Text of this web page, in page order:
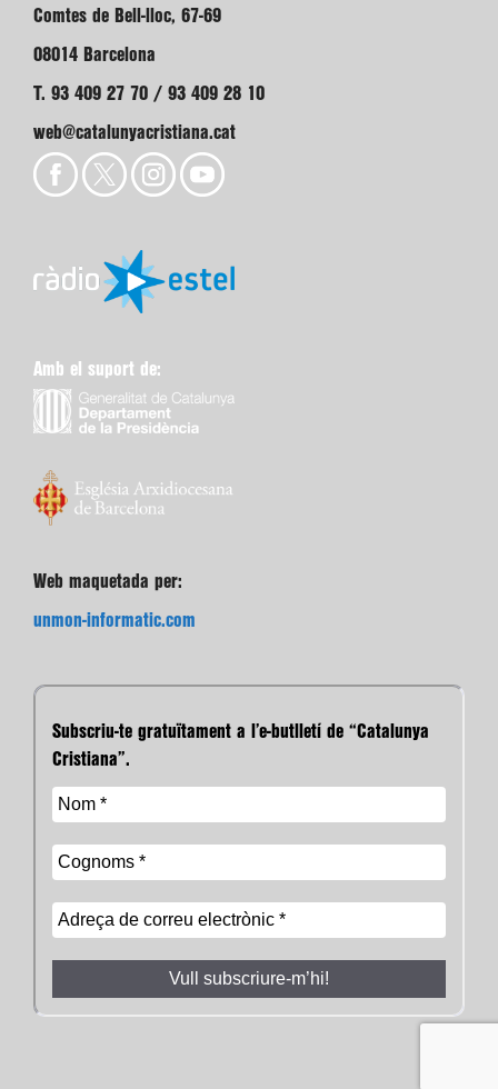
Comtes de Bell-lloc, 67-69
08014 Barcelona
T. 93 409 27 70 / 93 409 28 10
web@catalunyacristiana.cat
Amb el suport de:
Web maquetada per:
unmon-informatic.com
Subscriu-te gratuïtament a l’e-butlletí de “Catalunya
Cristiana”.